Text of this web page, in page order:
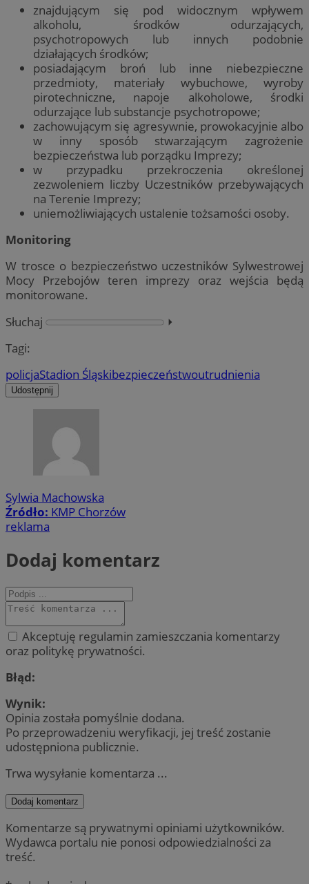
znajdującym się pod widocznym wpływem
alkoholu, środków odurzających,
psychotropowych lub innych podobnie
działających środków;
posiadającym broń lub inne niebezpieczne
przedmioty, materiały wybuchowe, wyroby
pirotechniczne, napoje alkoholowe, środki
odurzające lub substancje psychotropowe;
zachowującym się agresywnie, prowokacyjnie albo
w inny sposób stwarzającym zagrożenie
bezpieczeństwa lub porządku Imprezy;
w przypadku przekroczenia określonej
zezwoleniem liczby Uczestników przebywających
na Terenie Imprezy;
uniemożliwiających ustalenie tożsamości osoby.
Monitoring
W trosce o bezpieczeństwo uczestników Sylwestrowej
Mocy Przebojów teren imprezy oraz wejścia będą
monitorowane.
Słuchaj
⏵︎
Tagi:
policjaStadion Śląskibezpieczeństwoutrudnienia
Udostępnij
Sylwia Machowska
Źródło: KMP Chorzów
reklama
Dodaj komentarz
Akceptuję regulamin zamieszczania komentarzy
oraz politykę prywatności.
Błąd:
Wynik:
Opinia została pomyślnie dodana.
Po przeprowadzeniu weryfikacji, jej treść zostanie
udostępniona publicznie.
Trwa wysyłanie komentarza ...
Dodaj komentarz
Komentarze są prywatnymi opiniami użytkowników.
Wydawca portalu nie ponosi odpowiedzialności za
treść.